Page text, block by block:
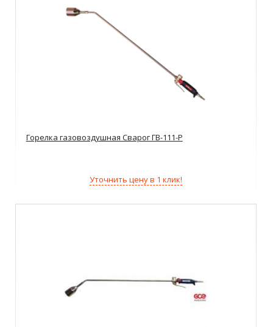
Горелка газовоздушная Сварог ГВ-111-Р
Уточнить цену в 1 клик!